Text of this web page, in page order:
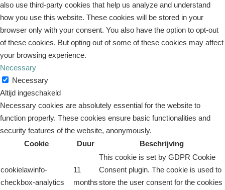
also use third-party cookies that help us analyze and understand
how you use this website. These cookies will be stored in your
browser only with your consent. You also have the option to opt-out
of these cookies. But opting out of some of these cookies may affect
your browsing experience.
Necessary
Necessary
Altijd ingeschakeld
Necessary cookies are absolutely essential for the website to
function properly. These cookies ensure basic functionalities and
security features of the website, anonymously.
Cookie
Duur Beschrijving
cookielawinfo-
checkbox-analytics
11
months
This cookie is set by GDPR Cookie
Consent plugin. The cookie is used to
store the user consent for the cookies